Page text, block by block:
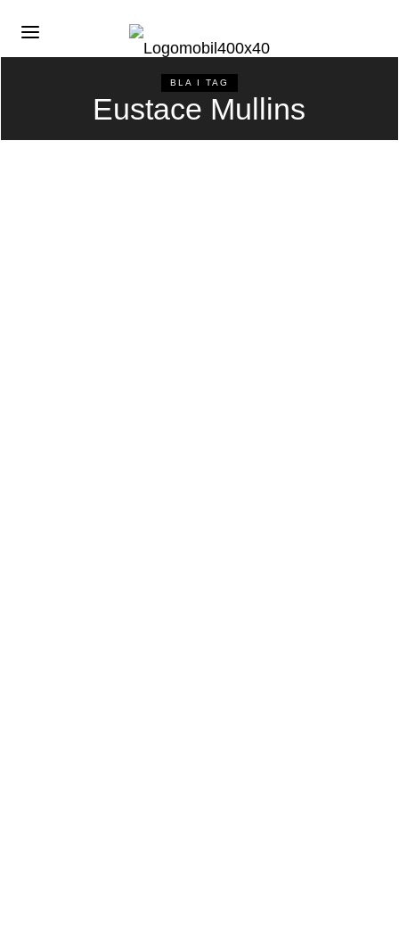
BLA I TAG
Eustace Mullins